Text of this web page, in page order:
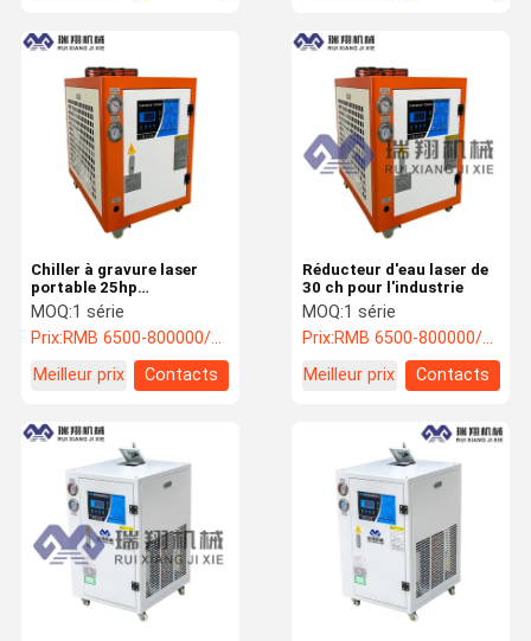
À La Maison
Visite De
Réducteur d'eau laser de
30 ch pour l'industrie
MOQ:1 série
Prix:RMB 6500-800000/PC
Meilleur prix
Contacts
Chiller à gravure laser
portable 25hp
refroidisseur d'eau laser
intérieur
MOQ:1 série
Prix:RMB 6500-800000/PC
Meilleur prix
Contacts